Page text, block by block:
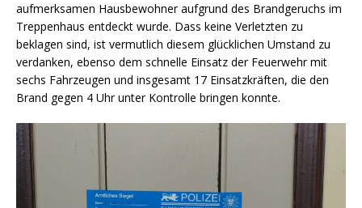
aufmerksamen Hausbewohner aufgrund des Brandgeruchs im
Treppenhaus entdeckt wurde. Dass keine Verletzten zu
beklagen sind, ist vermutlich diesem glücklichen Umstand zu
verdanken, ebenso dem schnelle Einsatz der Feuerwehr mit
sechs Fahrzeugen und insgesamt 17 Einsatzkräften, die den
Brand gegen 4 Uhr unter Kontrolle bringen konnte.